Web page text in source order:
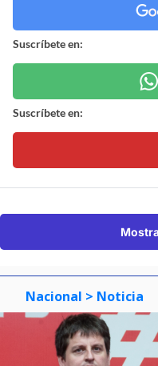
Suscríbete en:
Suscríbete en:
Nacional > Noticia